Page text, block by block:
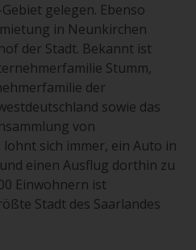
gelegen. Ebenso
in Neunkirchen
der Stadt. Bekannt ist
Stumm,
der
sowie das
von
sich immer, ein Auto in
einen Ausflug dorthin zu
Einwohnern ist
Stadt des Saarlandes